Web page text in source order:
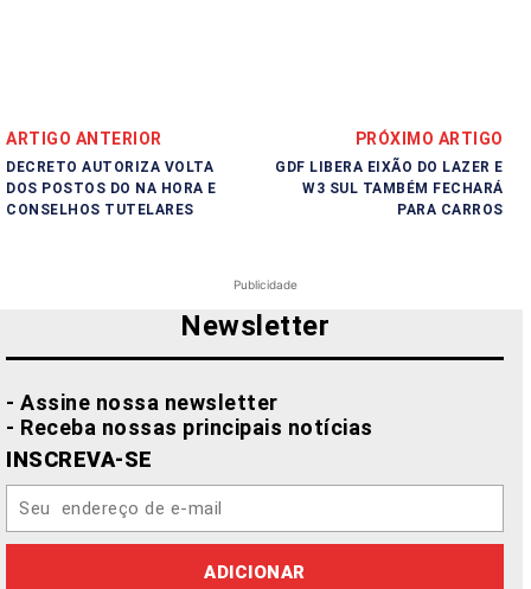
ARTIGO ANTERIOR
DECRETO AUTORIZA VOLTA
DOS POSTOS DO NA HORA E
CONSELHOS TUTELARES
PRÓXIMO ARTIGO
GDF LIBERA EIXÃO DO LAZER E
W3 SUL TAMBÉM FECHARÁ
PARA CARROS
Publicidade
Newsletter
- Assine nossa newsletter
- Receba nossas principais notícias
INSCREVA-SE
ADICIONAR